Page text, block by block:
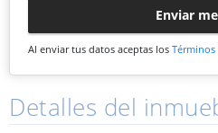
Enviar
Al enviar tus datos aceptas los
Detalles del